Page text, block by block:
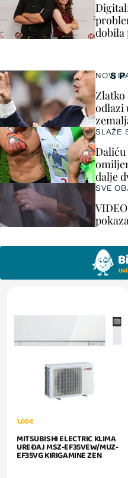
NOVI
Zlatko
odlazi
SLAŽE
dalje
SVE
dobila
1,00 €
MITSUBISHI ELECTRIC KLIMA
UREĐAJ MSZ-EF35VEW/MUZ-
EF35VG KIRIGAMINE ZEN